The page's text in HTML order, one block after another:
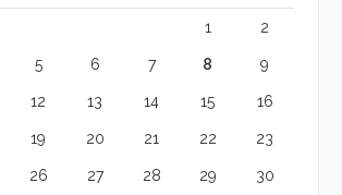
1 2
5 6 7 8 9
12 13 14 15 16
19 20 21 22 23
26 27 28 29 30